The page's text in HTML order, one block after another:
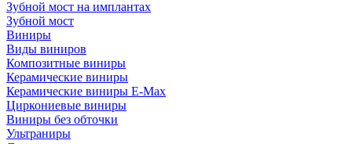
Зубной мост на имплантах
Зубной мост
Виниры
Виды виниров
Композитные виниры
Керамические виниры
Керамические виниры E-Max
Циркониевые виниры
Виниры без обточки
Ультраниры